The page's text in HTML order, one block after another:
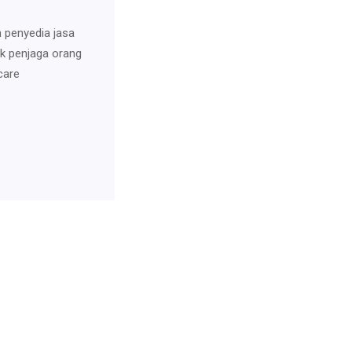
penyedia jasa
penjaga orang